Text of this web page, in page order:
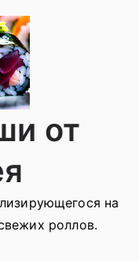
от
на
роллов.